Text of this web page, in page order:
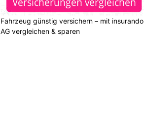
Fahrzeug günstig versichern – mit insurando
AG vergleichen & sparen